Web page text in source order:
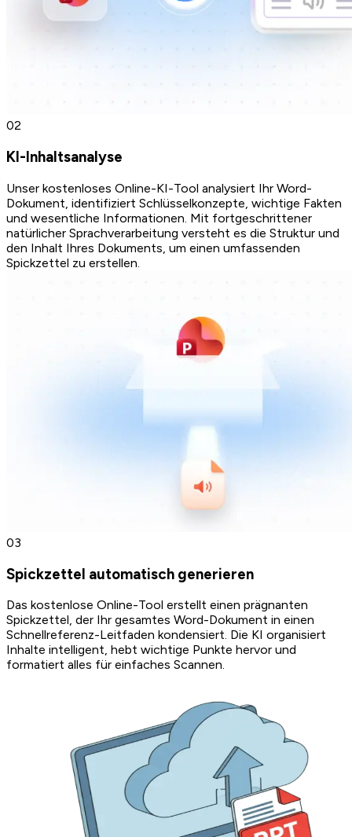
02
KI-Inhaltsanalyse
Unser kostenloses Online-KI-Tool analysiert Ihr Word-
Dokument, identifiziert Schlüsselkonzepte, wichtige Fakten
und wesentliche Informationen. Mit fortgeschrittener
natürlicher Sprachverarbeitung versteht es die Struktur und
den Inhalt Ihres Dokuments, um einen umfassenden
Spickzettel zu erstellen.
03
Spickzettel automatisch generieren
Das kostenlose Online-Tool erstellt einen prägnanten
Spickzettel, der Ihr gesamtes Word-Dokument in einen
Schnellreferenz-Leitfaden kondensiert. Die KI organisiert
Inhalte intelligent, hebt wichtige Punkte hervor und
formatiert alles für einfaches Scannen.